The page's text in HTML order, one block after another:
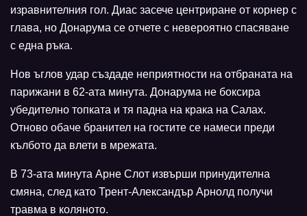
изравнителния гол. Диас засече центриране от корнер с
глава, но Донарума се отчете с невероятно спасяване
с една ръка.
Нов ъглов удар създаде неприятности на отбраната на
парижани в 62-ата минута. Донарума не боксира
убедително топката и тя падна на крака на Салах.
Отново обаче бранител на гостите се намеси преди
кълбото да влети в мрежата.
В 73-ата минута Арне Слот извърши принудителна
смяна, след като Трент-Александър Арнолд получи
травма в коляното.